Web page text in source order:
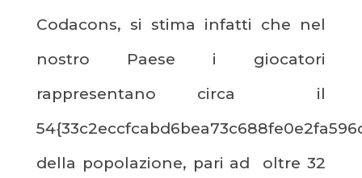
Codacons, si stima infatti che nel
nostro Paese i giocatori
rappresentano circa il
della popolazione, pari ad oltre 32